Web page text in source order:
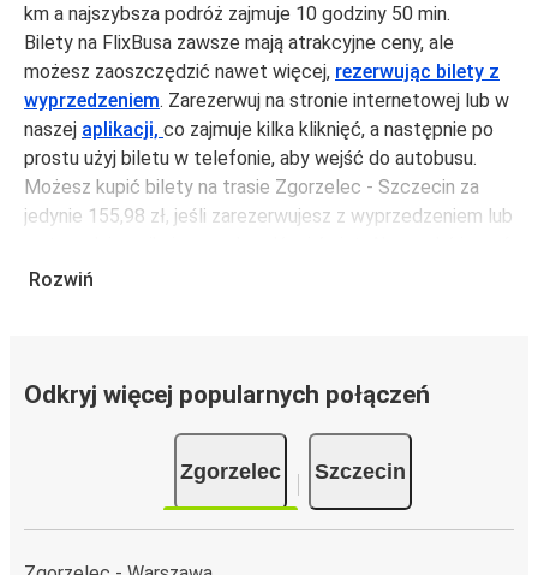
km a najszybsza podróż zajmuje 10 godziny 50 min.
Bilety na FlixBusa zawsze mają atrakcyjne ceny, ale
możesz zaoszczędzić nawet więcej, rezerwując bilety z
wyprzedzeniem. Zarezerwuj na stronie internetowej lub w
naszej aplikacji, co zajmuje kilka kliknięć, a następnie po
prostu użyj biletu w telefonie, aby wejść do autobusu.
Możesz kupić bilety na trasie Zgorzelec - Szczecin za
jedynie 155,98 zł, jeśli zarezerwujesz z wyprzedzeniem lub
szybko, łatwo i zadbać o zmniejszanie śladu węglowego,
Trasa Zgorzelec - Szczecin jest łatwa i wygodna z
Podróż autobusemma mniejszy wpływ na środowisko
niż podróż samochodem czy samolotem. Stale pracujemy
nad tym, by jeszcze bardziej zmniejszać ślad węglowy,
stosując wysokie standardy środowiskowe w całej naszej
Rozwiń
Odkryj więcej popularnych połączeń
Zgorzelec Szczecin